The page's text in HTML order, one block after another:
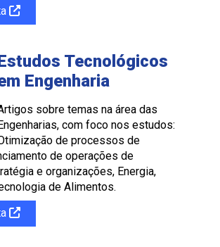
Tecnológicos
Engenharia
sobre temas na área das
com foco nos estudos:
de processos de
de operações de
e organizações, Energia,
de Alimentos.